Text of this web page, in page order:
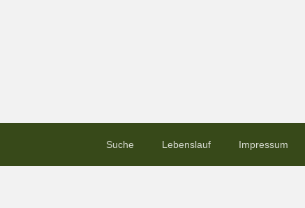
Suche Lebenslauf Impressum